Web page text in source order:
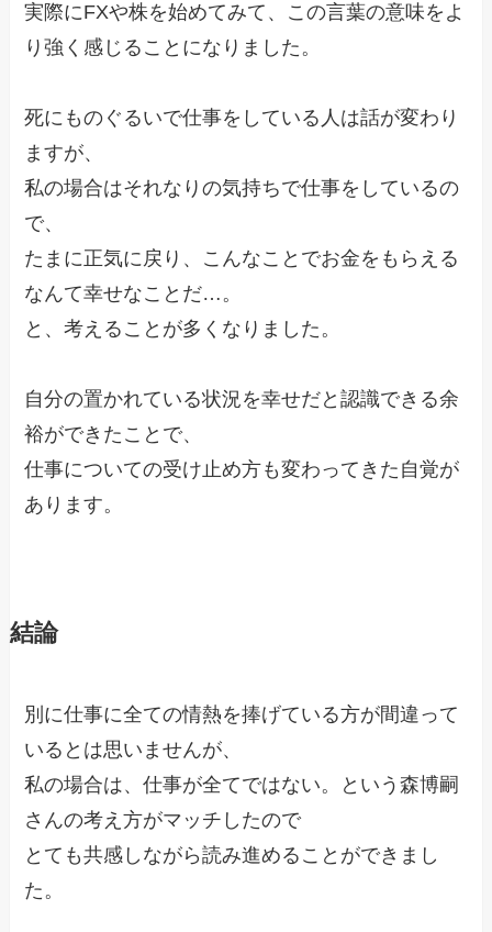
実際にFXや株を始めてみて、この言葉の意味をよ
り強く感じることになりました。
死にものぐるいで仕事をしている人は話が変わり
ますが、
私の場合はそれなりの気持ちで仕事をしているの
で、
たまに正気に戻り、こんなことでお金をもらえる
なんて幸せなことだ…。
と、考えることが多くなりました。
自分の置かれている状況を幸せだと認識できる余
裕ができたことで、
仕事についての受け止め方も変わってきた自覚が
あります。
結論
別に仕事に全ての情熱を捧げている方が間違って
いるとは思いませんが、
私の場合は、仕事が全てではない。という森博嗣
さんの考え方がマッチしたので
とても共感しながら読み進めることができまし
た。